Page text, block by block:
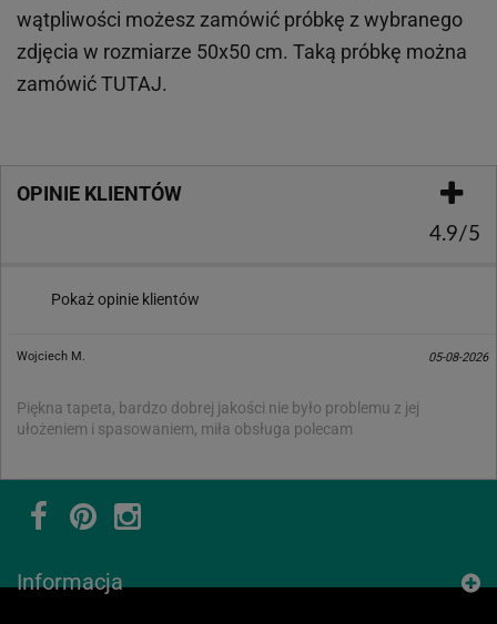
wątpliwości możesz zamówić próbkę z wybranego
zdjęcia w rozmiarze 50x50 cm. Taką próbkę można
zamówićTUTAJ.
OPINIE KLIENTÓW
4.9/5
Pokaż opinie klientów
Wojciech M. 05-08-2026
Piękna tapeta, bardzo dobrej jakości nie było problemu z jej
ułożeniem i spasowaniem, miła obsługa polecam
Informacja